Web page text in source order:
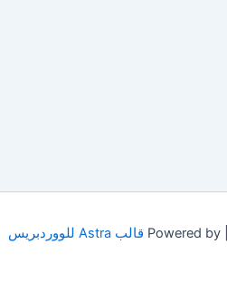
قالب Astra للووردبريس